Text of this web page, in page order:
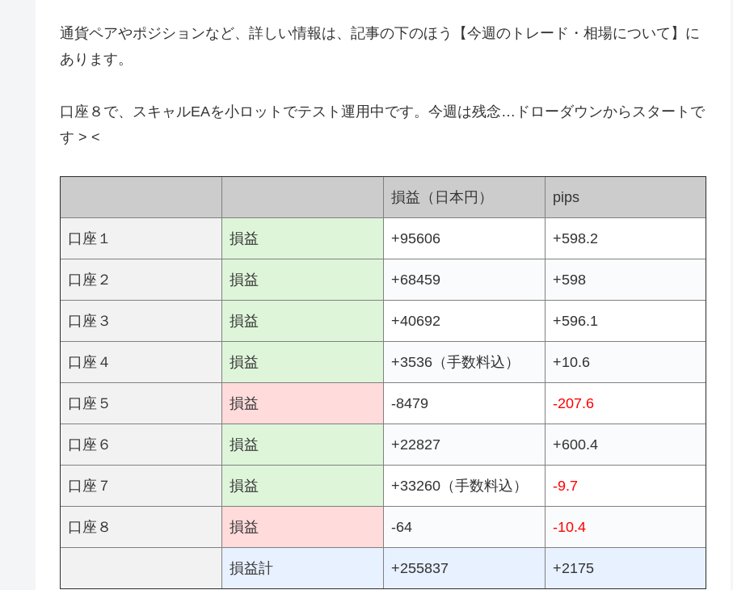
通貨ペアやポジションなど、詳しい情報は、記事の下のほう【今週のトレード・相場について】に
あります。
口座８で、スキャルEAを小ロットでテスト運用中です。今週は残念…ドローダウンからスタートで
す > <
損益（日本円） pips
口座１ 損益 +95606 +598.2
口座２ 損益 +68459 +598
口座３ 損益 +40692 +596.1
口座４ 損益 +3536（手数料込） +10.6
口座５ 損益 -8479 -207.6
口座６ 損益 +22827 +600.4
口座７ 損益 +33260（手数料込） -9.7
口座８ 損益 -64 -10.4
損益計 +255837 +2175